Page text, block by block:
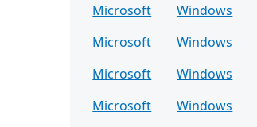
Microsoft
Windows
Microsoft
Windows
Microsoft
Windows
Microsoft
Windows